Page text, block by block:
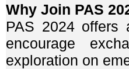
Why Join PAS
PAS 2024 offers
encourage
exploration on